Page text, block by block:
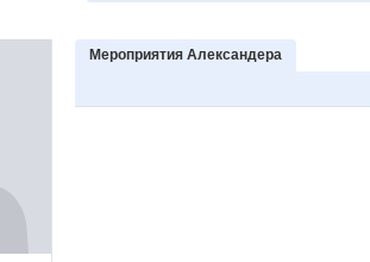
Мероприятия Александера